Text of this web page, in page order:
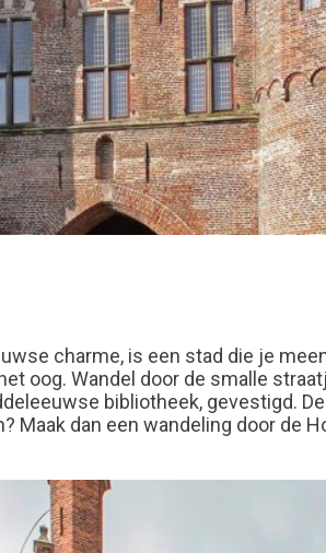
charme, is een stad die je
oog. Wandel door de smalle
bibliotheek, gevestigd.
Maak dan een wandeling door de